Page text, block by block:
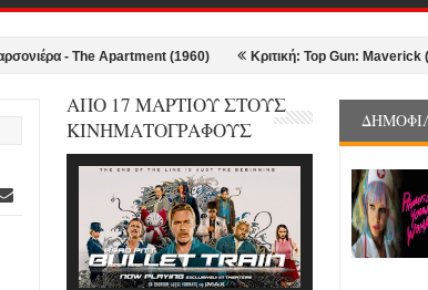
- The Apartment (1960) Κριτική: Top Gun: Maverick (2022)
ΑΠΟ 17 ΜΑΡΤΙΟΥ ΣΤΟΥΣ
ΚΙΝΗΜΑΤΟΓΡΑΦΟΥΣ